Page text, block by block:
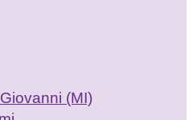
(MI)